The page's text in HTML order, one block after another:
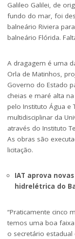
Galileo Galilei, de
fundo do mar, foi
balneário Riviera
balneário Flórida.
A dragagem é uma
Orla de Matinhos,
Governo do Estado
cheias e maré alta
pelo Instituto Água e
multidisciplinar da
através do Instituto
As obras são
licitação.
IAT aprova
hidrelétrica do
“Praticamente cinco
temos uma boa
o secretário